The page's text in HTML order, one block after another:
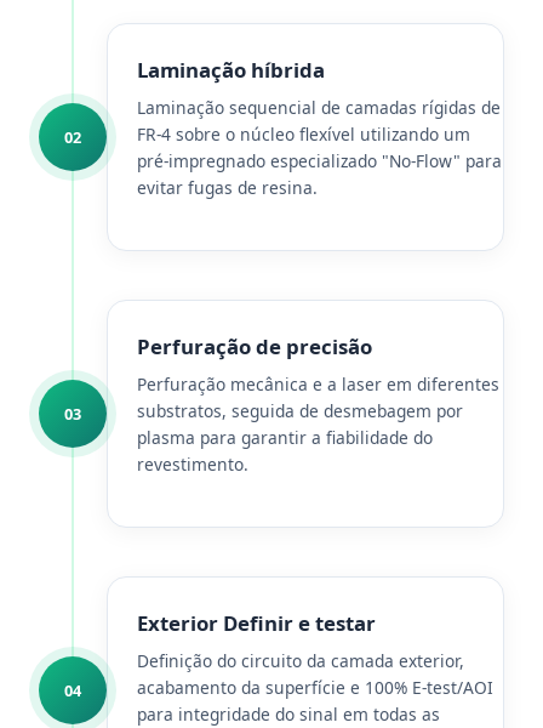
02
Laminação híbrida
Laminação sequencial de camadas rígidas de
FR-4 sobre o núcleo flexível utilizando um
pré-impregnado especializado "No-Flow" para
evitar fugas de resina.
03
Perfuração de precisão
Perfuração mecânica e a laser em diferentes
substratos, seguida de desmebagem por
plasma para garantir a fiabilidade do
revestimento.
04
Exterior Definir e testar
Definição do circuito da camada exterior,
acabamento da superfície e 100% E-test/AOI
para integridade do sinal em todas as